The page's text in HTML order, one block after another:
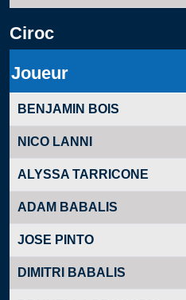
Ciroc
Joueur
BENJAMIN BOIS
NICO LANNI
ALYSSA TARRICONE
ADAM BABALIS
JOSE PINTO
DIMITRI BABALIS